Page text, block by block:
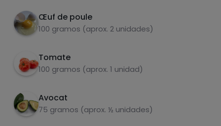
Œuf de poule
100 gramos (aprox. 2 unidades)
Tomate
100 gramos (aprox. 1 unidad)
Avocat
75 gramos (aprox. ½ unidades)
2 Lorsque la poêle est chaude, ajouter les œufs
et mélanger.
les mettre dans une assiette.
carbohydrates protéines